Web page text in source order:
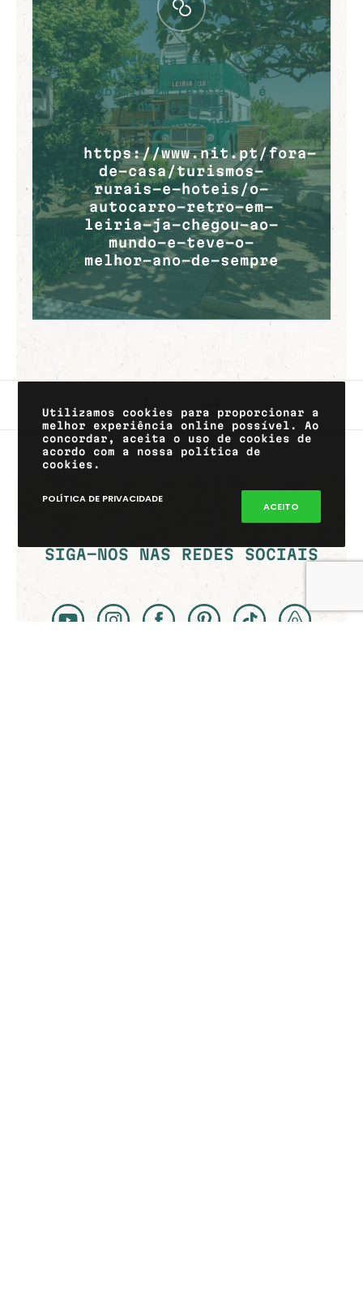
Revista Nit – O
autocarro retro para
dormir em Leiria já é
uma estrela
internacional
https://www.nit.pt/fora-
de-casa/turismos-
rurais-e-hoteis/o-
autocarro-retro-em-
leiria-ja-chegou-ao-
mundo-e-teve-o-
melhor-ano-de-sempre
SIGA-NOS NAS REDES SOCIAIS
Utilizamos cookies para proporcionar a
melhor experiência online possível. Ao
concordar, aceita o uso de cookies de
acordo com a nossa política de
cookies.
POLÍTICA DE PRIVACIDADE
ACEITO